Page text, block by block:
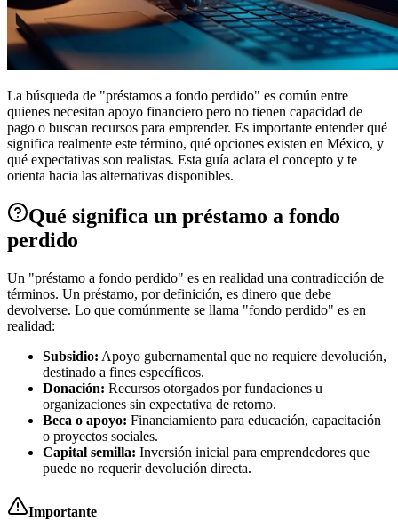
La búsqueda de "préstamos a fondo perdido" es común entre
quienes necesitan apoyo financiero pero no tienen capacidad de
pago o buscan recursos para emprender. Es importante entender qué
significa realmente este término, qué opciones existen en México, y
qué expectativas son realistas. Esta guía aclara el concepto y te
orienta hacia las alternativas disponibles.
Qué significa un préstamo a fondo
perdido
Un "préstamo a fondo perdido" es en realidad una contradicción de
términos. Un préstamo, por definición, es dinero que debe
devolverse. Lo que comúnmente se llama "fondo perdido" es en
realidad:
Subsidio: Apoyo gubernamental que no requiere devolución,
destinado a fines específicos.
Donación: Recursos otorgados por fundaciones u
organizaciones sin expectativa de retorno.
Beca o apoyo: Financiamiento para educación, capacitación
o proyectos sociales.
Capital semilla: Inversión inicial para emprendedores que
puede no requerir devolución directa.
Importante